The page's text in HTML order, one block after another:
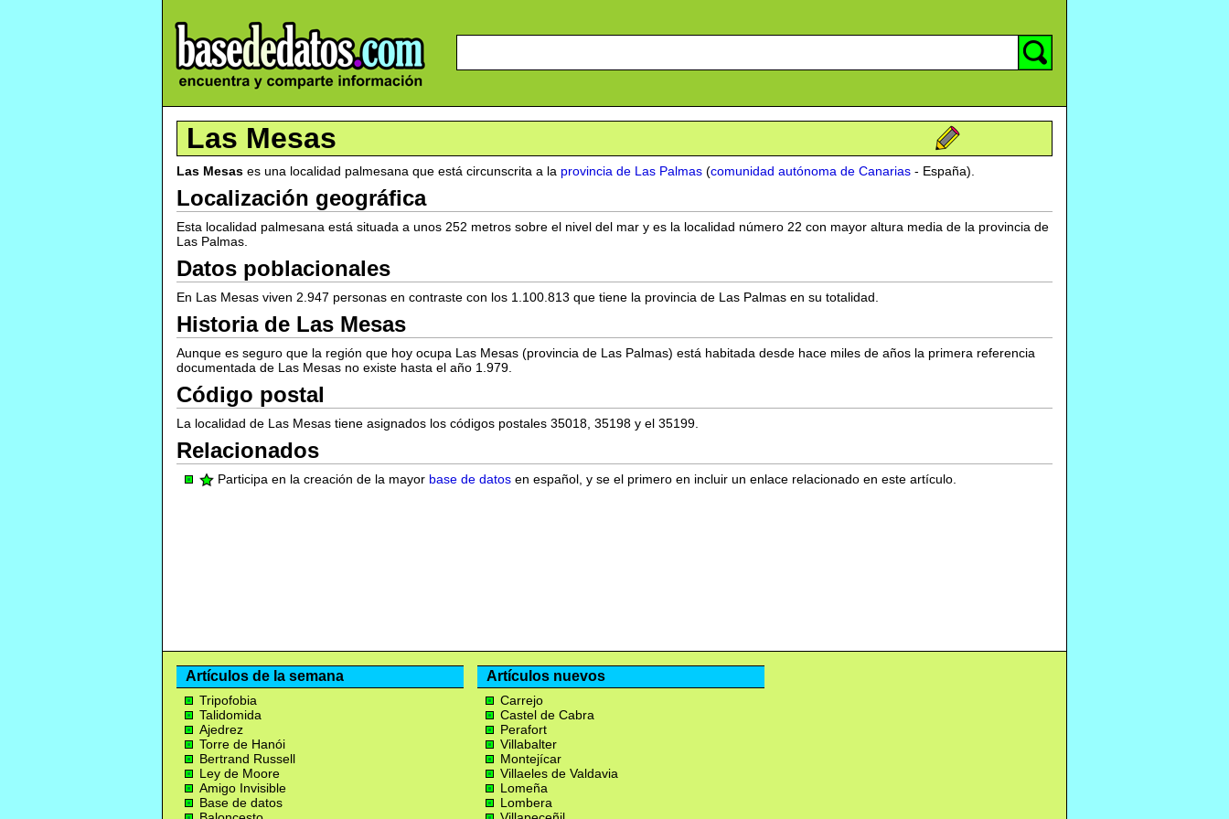
Las Mesas
Las Mesas es una localidad palmesana que está circunscrita a la provincia de Las Palmas (comunidad autónoma de Canarias - España).
Localización geográfica
Esta localidad palmesana está situada a unos 252 metros sobre el nivel del mar y es la localidad número 22 con mayor altura media de la provincia de
Las Palmas.
Datos poblacionales
En Las Mesas viven 2.947 personas en contraste con los 1.100.813 que tiene la provincia de Las Palmas en su totalidad.
Historia de Las Mesas
Aunque es seguro que la región que hoy ocupa Las Mesas (provincia de Las Palmas) está habitada desde hace miles de años la primera referencia
documentada de Las Mesas no existe hasta el año 1.979.
Código postal
La localidad de Las Mesas tiene asignados los códigos postales 35018, 35198 y el 35199.
Relacionados
Participa en la creación de la mayor base de datos en español, y se el primero en incluir un enlace relacionado en este artículo.
Artículos de la semana
Tripofobia
Talidomida
Ajedrez
Torre de Hanói
Bertrand Russell
Ley de Moore
Amigo Invisible
Base de datos
Artículos nuevos
Carrejo
Castel de Cabra
Perafort
Villabalter
Montejícar
Villaeles de Valdavia
Lomeña
Lombera